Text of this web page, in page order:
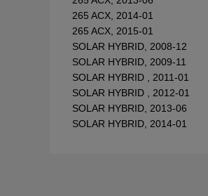
265 ACX, 2014-01
265 ACX, 2015-01
SOLAR HYBRID, 2008-12
SOLAR HYBRID, 2009-11
SOLAR HYBRID , 2011-01
SOLAR HYBRID , 2012-01
SOLAR HYBRID, 2013-06
SOLAR HYBRID, 2014-01